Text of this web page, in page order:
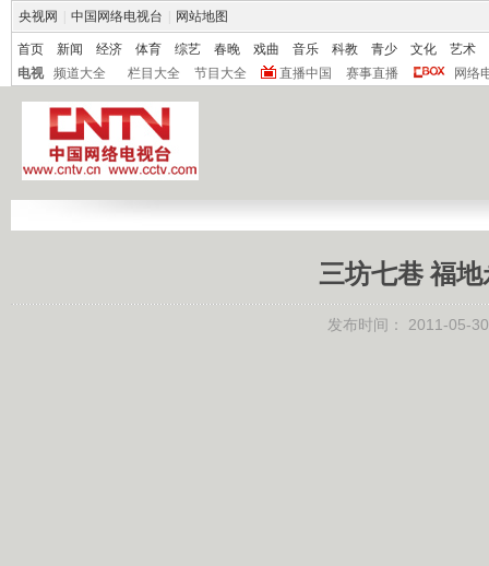
央视网 中国网络电视台 网站地图
首页 新闻 经济 体育 综艺 春晚 戏曲 音乐 科教 青少 文化
艺术
电视
频道大全 栏目大全 节目大全 直播中国 赛事直播 网络
三坊七巷 福地
发布时间： 2011-05-